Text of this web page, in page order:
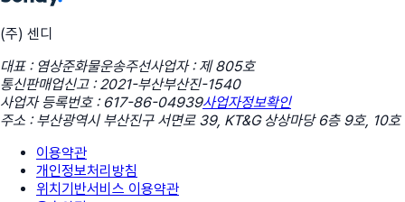
(주) 센디
대표 : 염상준화물운송주선사업자 : 제 805호
통신판매업신고 : 2021-부산부산진-1540
사업자 등록번호 : 617-86-04939사업자정보확인
주소 : 부산광역시 부산진구 서면로 39, KT&G 상상마당 6층 9호, 10호
이용약관
개인정보처리방침
위치기반서비스 이용약관